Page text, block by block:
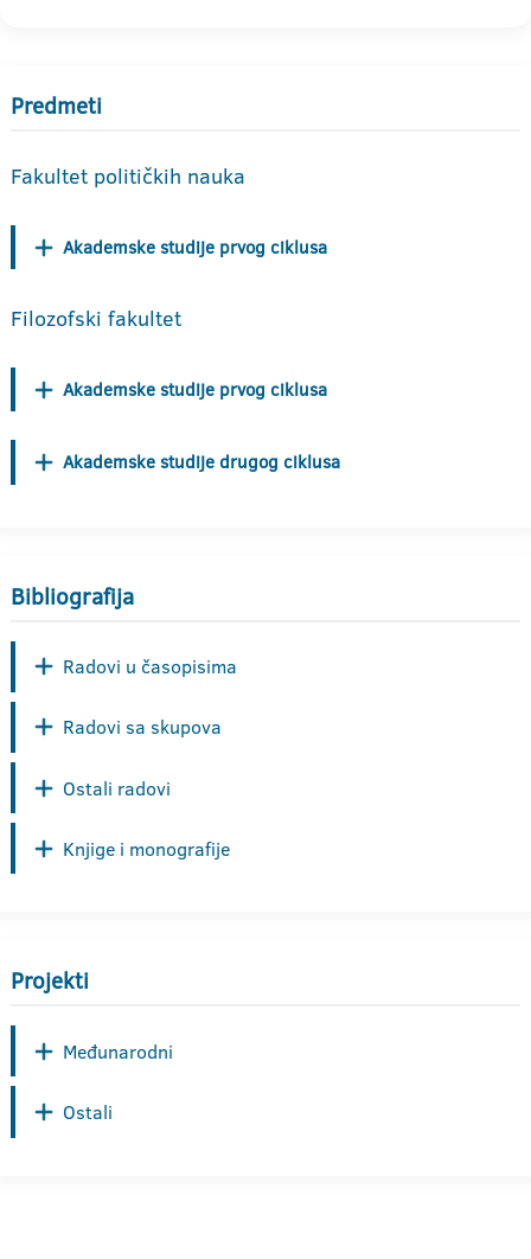
Predmeti
Fakultet političkih nauka
Akademske studije prvog ciklusa
Filozofski fakultet
Akademske studije prvog ciklusa
Akademske studije drugog ciklusa
Bibliografija
Radovi u časopisima
Radovi sa skupova
Ostali radovi
Knjige i monografije
Projekti
Međunarodni
Ostali